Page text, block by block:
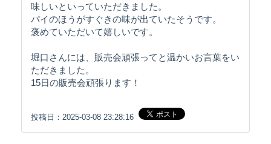
味しいといっていただきました。
パイのほうがすぐきの味が出ていたそうです。
褒めていただいて嬉しいです。
堀口さんには、販売会頑張ってと温かいお言葉をい
ただきました。
15日の販売会頑張ります！
投稿日：2025-03-08 23:28:16